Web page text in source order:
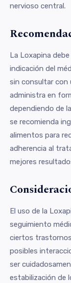
nervioso central.
La Loxapina
indicación del
sin consultar con
administra en
dependiendo de
se recomienda
alimentos para
adherencia al
mejores
El uso de la
seguimiento
ciertos
posibles
ser
estabilización de